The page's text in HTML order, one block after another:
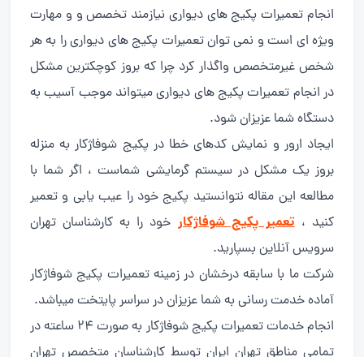
انجام تعمیرات پکیج های دیواری نیازمند تخصص و و مهارت
ویژه ای است و نمی توان تعمیرات پکیج های دیواری را به هر
شخص غیرمتخصص واگذار کرد چرا که بروز کوچکترین مشکل
در انجام تعمیرات پکیج های دیواری میتواند موجب آسیب به
دستگاه شما عزیزان شود.
ایجاد ارور و نمایش کدهای خطا در پکیج شوفاژکار به منزله
بروز یک مشکل در سیستم گرمایشی شماست ، اگر شما با
مطالعه این مقاله نتوانستید پکیج خود را عیب یابی و تعمیر
کنید ،تعمیر پکیج شوفاژکار خود را به کارشناسان تهران
سرویس آنلاین بسپارید.
شرکت ما با سابقه درخشان در زمینه تعمیرات پکیج شوفاژکار
آماده خدمت رسانی به شما عزیزان در سراسر پایتخت میباشد.
انجام خدمات تعمیرات پکیج شوفاژکار به صورت ۲۴ ساعته در
تمامی مناطق تهران ایران توسط کارشناسان متخصص تهران